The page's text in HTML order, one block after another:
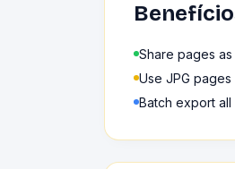
Share pages as
Use JPG
Batch export